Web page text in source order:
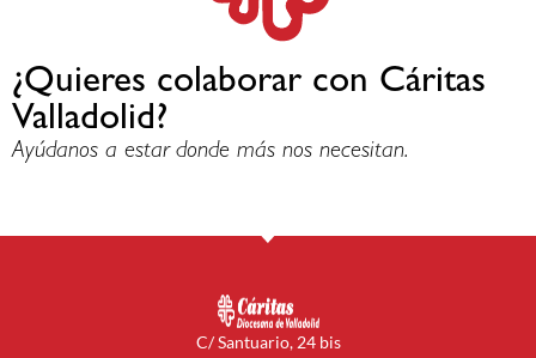
¿Quieres colaborar con Cáritas
Valladolid?
Ayúdanos a estar donde más nos necesitan.
C/ Santuario, 24 bis